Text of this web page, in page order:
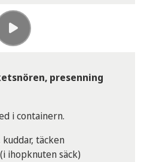
presenning
i containern.
kuddar, täcken
ihopknuten säck)